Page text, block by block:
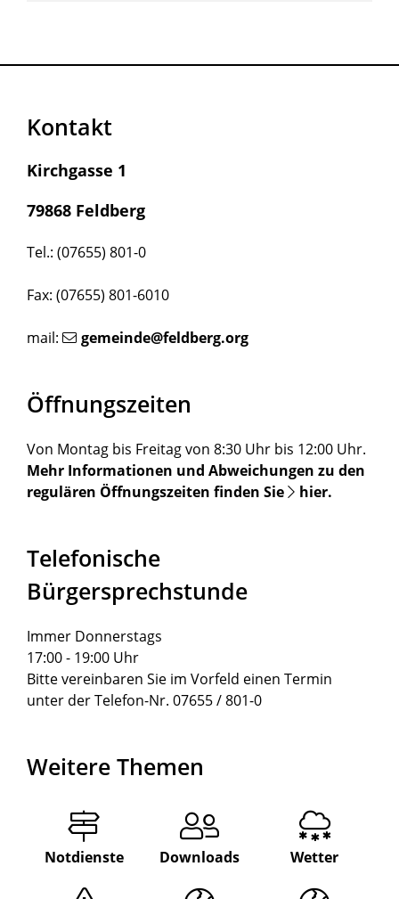
Kontakt
Kirchgasse 1
79868 Feldberg
Tel.: (07655) 801-0
Fax: (07655) 801-6010
mail: gemeinde@feldberg.org
Öffnungszeiten
Von Montag bis Freitag von 8:30 Uhr bis 12:00 Uhr.
Mehr Informationen und Abweichungen zu den
regulären Öffnungszeiten finden Sie
hier.
Telefonische
Bürgersprechstunde
Immer Donnerstags
17:00 - 19:00 Uhr
Bitte vereinbaren Sie im Vorfeld einen Termin
unter der Telefon-Nr. 07655 / 801-0
Weitere Themen
Notdienste Downloads Wetter